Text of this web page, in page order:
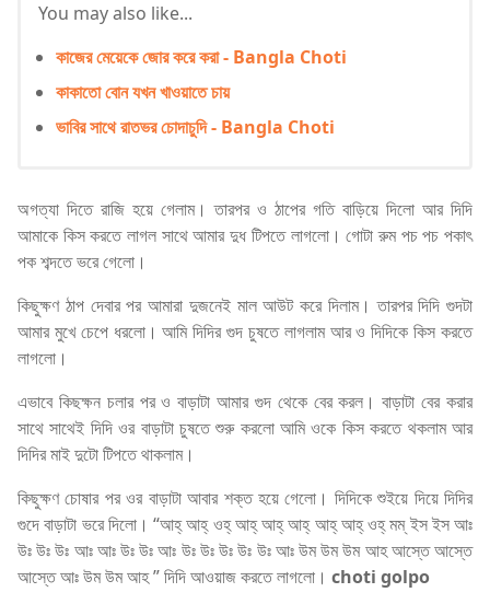
You may also like...
কাজের মেয়েকে জোর করে করা - Bangla Choti
কাকাতো বোন যখন খাওয়াতে চায়
ভাবির সাথে রাতভর চোদাচুদি - Bangla Choti
অগত্যা দিতে রাজি হয়ে গেলাম। তারপর ও ঠাপের গতি বাড়িয়ে দিলো আর দিদি
আমাকে কিস করতে লাগল সাথে আমার দুধ টিপতে লাগলো। গোটা রুম পচ পচ পকাৎ
পক শব্দতে ভরে গেলো।
কিছুক্ষণ ঠাপ দেবার পর আমারা দুজনেই মাল আউট করে দিলাম। তারপর দিদি গুদটা
আমার মুখে চেপে ধরলো। আমি দিদির গুদ চুষতে লাগলাম আর ও দিদিকে কিস করতে
লাগলো।
এভাবে কিছক্ষন চলার পর ও বাড়াটা আমার গুদ থেকে বের করল। বাড়াটা বের করার
সাথে সাথেই দিদি ওর বাড়াটা চুষতে শুরু করলো আমি ওকে কিস করতে থকলাম আর
দিদির মাই দুটো টিপতে থাকলাম।
কিছুক্ষণ চোষার পর ওর বাড়াটা আবার শক্ত হয়ে গেলো। দিদিকে শুইয়ে দিয়ে দিদির
গুদে বাড়াটা ভরে দিলো। “আহ্ আহ্ ওহ্ আহ্ আহ্ আহ্ আহ্ আহ্ ওহ্ মম্ ইস ইস আঃ
উঃ উঃ উঃ আঃ আঃ উঃ উঃ আঃ উঃ উঃ উঃ উঃ উঃ আঃ উম উম উম আহ আস্তে আস্তে
আস্তে আঃ উম উম আহ ” দিদি আওয়াজ করতে লাগলো। choti golpo